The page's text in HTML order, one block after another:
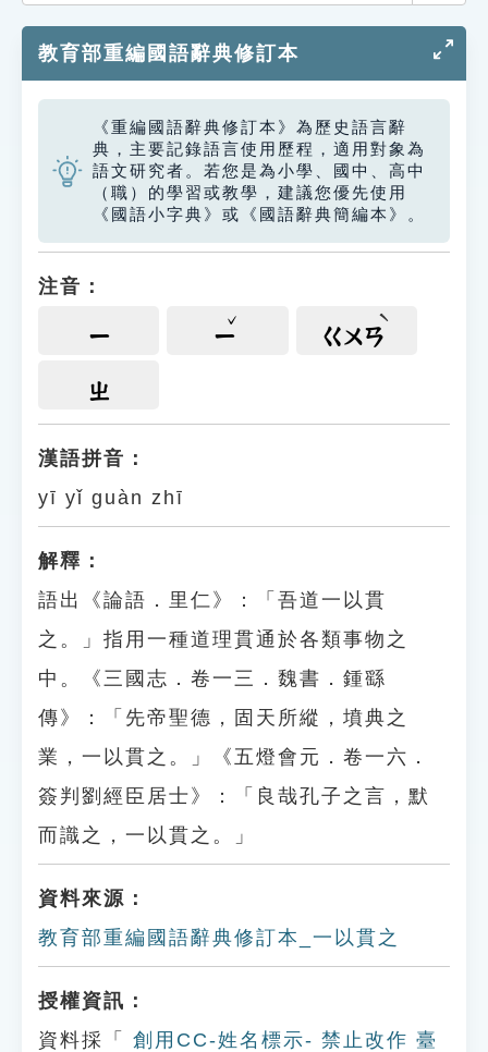
單字索引
生命大百科索引
遊戲專區
教學應用
貓頭鷹博士
教育部重編國語辭典修訂本
《重編國語辭典修訂本》為歷史語言辭
典，主要記錄語言使用歷程，適用對象為
語文研究者。若您是為小學、國中、高中
（職）的學習或教學，建議您優先使用
《國語小字典》或《國語辭典簡編本》。
注音：
ㄧ ㄧ ㄍㄨㄢ
ㄓ
漢語拼音：
yī yǐ guàn zhī
解釋：
語出《論語．里仁》：「吾道一以貫
之。」指用一種道理貫通於各類事物之
中。《三國志．卷一三．魏書．鍾繇
傳》：「先帝聖德，固天所縱，墳典之
業，一以貫之。」《五燈會元．卷一六．
簽判劉經臣居士》：「良哉孔子之言，默
而識之，一以貫之。」
資料來源：
教育部重編國語辭典修訂本_一以貫之
授權資訊：
資料採「
創用CC-姓名標示- 禁止改作 臺